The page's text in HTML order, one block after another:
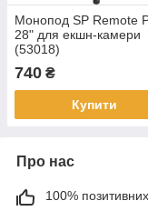
Монопод SP Remote
28" для екшн-камери
(53018)
740 ₴
Купити
Про нас
100% позитивних